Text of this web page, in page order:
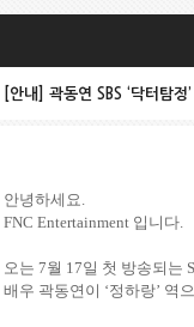
[안내] 곽동연 SBS ‘닥터탐정
안녕하세요.
FNC Entertainment 입니다.
오는 7월 17일 첫 방송되는
배우 곽동연이 ‘정하랑’ 역